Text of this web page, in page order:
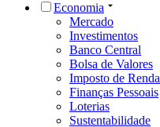
Economia
Mercado
Investimentos
Banco Central
Bolsa de Valores
Imposto de Renda
Finanças Pessoais
Loterias
Sustentabilidade